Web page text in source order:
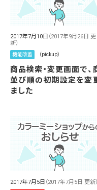
2017年7月10日 （2017年9月26日 更
新）
機能改善 （pickup）
商品検索・変更画面で、
並び順の初期設定を変
ました
2017年7月5日 （2017年7月5日 更新）